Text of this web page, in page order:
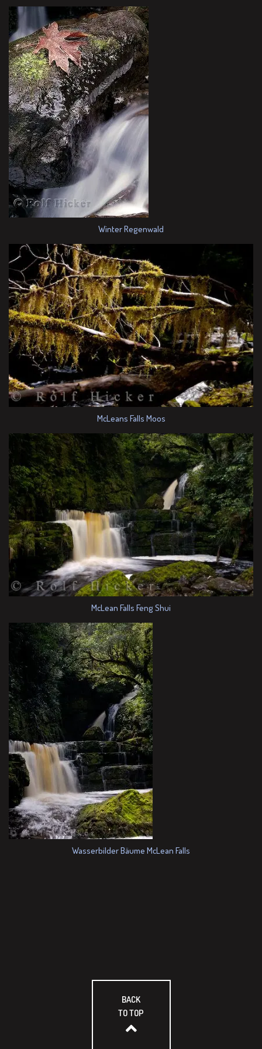
Winter Regenwald
McLeans Falls Moos
McLean Falls Feng Shui
Wasserbilder Bäume McLean Falls
BACK
TO TOP